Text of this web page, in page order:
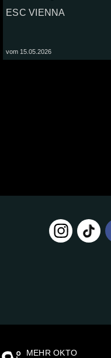
ESC VIENNA
vom 15.05.2026
MEHR OKTO